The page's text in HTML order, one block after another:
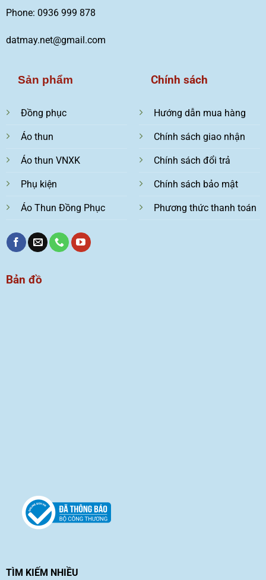
Phone: 0936 999 878
datmay.net@gmail.com
Sản phẩm
Đồng phục
Áo thun
Áo thun VNXK
Phụ kiện
Áo Thun Đồng Phục
Chính sách
Hướng dẫn mua hàng
Chính sách giao nhận
Chính sách đổi trả
Chính sách bảo mật
Phương thức thanh toán
Bản đồ
TÌM KIẾM NHIỀU